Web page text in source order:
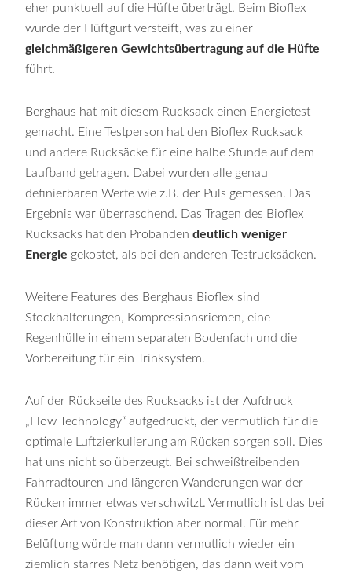
eher punktuell auf die Hüfte überträgt. Beim Bioflex
wurde der Hüftgurt versteift, was zu einer
gleichmäßigeren Gewichtsübertragung auf die Hüfte
führt.
Berghaus hat mit diesem Rucksack einen Energietest
gemacht. Eine Testperson hat den Bioflex Rucksack
und andere Rucksäcke für eine halbe Stunde auf dem
Laufband getragen. Dabei wurden alle genau
definierbaren Werte wie z.B. der Puls gemessen. Das
Ergebnis war überraschend. Das Tragen des Bioflex
Rucksacks hat den Probandendeutlich weniger
Energie gekostet, als bei den anderen Testrucksäcken.
Weitere Features des Berghaus Bioflex sind
Stockhalterungen, Kompressionsriemen, eine
Regenhülle in einem separaten Bodenfach und die
Vorbereitung für ein Trinksystem.
Auf der Rückseite des Rucksacks ist der Aufdruck
„Flow Technology“ aufgedruckt, der vermutlich für die
optimale Luftzierkulierung am Rücken sorgen soll. Dies
hat uns nicht so überzeugt. Bei schweißtreibenden
Fahrradtouren und längeren Wanderungen war der
Rücken immer etwas verschwitzt. Vermutlich ist das bei
dieser Art von Konstruktion aber normal. Für mehr
Belüftung würde man dann vermutlich wieder ein
ziemlich starres Netz benötigen, das dann weit vom